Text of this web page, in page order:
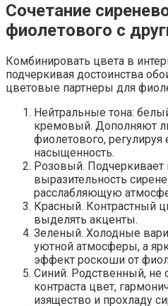
Сочетание
фиолетового с
Комбинировать цвета в
подчеркивая достоинства
цветовые партнеры для
Нейтральные тона:
кремовый. Дополняют
фиолетового, регулируя
насыщенность.
Розовый. Подчеркивает
выразительность
расслабляющую
Красный. Контрастный
выделять акценты.
Зеленый. Холодные
уютной атмосферы, а
эффект роскоши от
Синий. Родственный, не
контраста цвет,
изящество и прохладу